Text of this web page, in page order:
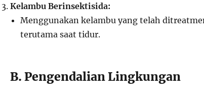
Kelambu Berinsektisida:
Menggunakan kelambu yang telah
terutama saat tidur.
B. Pengendalian Lingkungan